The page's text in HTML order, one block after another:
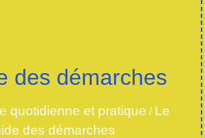
des démarches
quotidienne et pratique / Le
des démarches